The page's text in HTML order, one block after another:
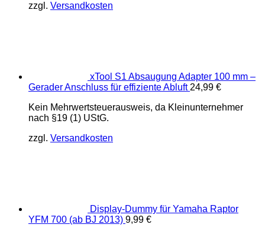
zzgl. Versandkosten
xTool S1 Absaugung Adapter 100 mm –
Gerader Anschluss für effiziente Abluft 24,99 €
Kein Mehrwertsteuerausweis, da Kleinunternehmer
nach §19 (1) UStG.
zzgl. Versandkosten
Display-Dummy für Yamaha Raptor
YFM 700 (ab BJ 2013) 9,99 €